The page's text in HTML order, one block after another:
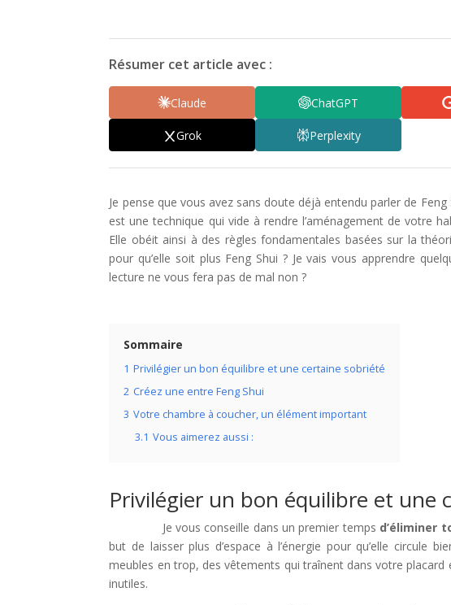
Résumer cet article avec :
Claude ChatGPT
Grok Perplexity
Je pense que vous avez sans doute déjà entendu parler de
est une technique qui vide à rendre l’aménagement de votre
Elle obéit ainsi à des règles fondamentales basées sur la
pour qu’elle soit plus Feng Shui ? Je vais vous apprendre
lecture ne vous fera pas de mal non ?
Sommaire
1 Privilégier un bon équilibre et une certaine sobriété
2 Créez une entre Feng Shui
3 Votre chambre à coucher, un élément important
3.1 Vous aimerez aussi :
Privilégier un bon équilibre et une
Je vous conseille dans un premier temps d’éliminer
but de laisser plus d’espace à l’énergie pour qu’elle circule
meubles en trop, des vêtements qui traînent dans votre
inutiles.